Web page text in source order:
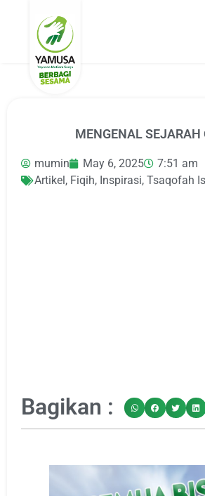
MENGENAL SEJARAH
mumin May 6, 2025
7:51 am
Artikel, Fiqih, Inspirasi, Tsaqofah
Bagikan :